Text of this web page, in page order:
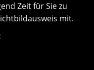
Zeit für Sie zu
mit.